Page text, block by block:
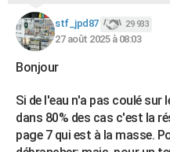
COPAINS D'AVANT
S'inscrire
Se connecter
Lycées
Collèges
Primaires
Universités
Entreprises
Service militaire
Avis de recherche
AVIS DE DÉCÈS
FORUM
Bricolage
Lifestyle
Culture
Sport
Auto
Television
Voyage
Cinema
stf_jpd87 29 933
27 août 2025 à 08:03
Bonjour
Si de l'eau n'a pas coulé sur
dans 80% des cas c'est la
page 7 qui est à la masse.